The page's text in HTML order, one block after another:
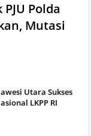
Polda
Mutasi
Utara Sukses
LKPP RI